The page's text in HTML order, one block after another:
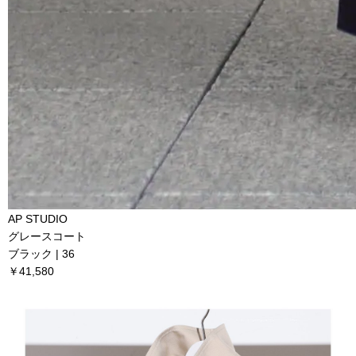
AP STUDIO
グレースコート
ブラック | 36
￥41,580